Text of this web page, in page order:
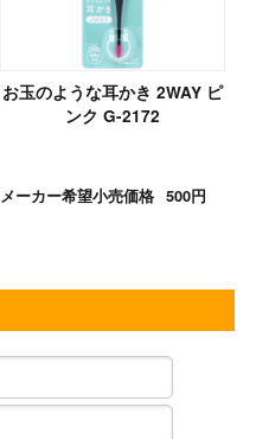
お玉のような耳かき 2WAY ピ
ンク G-2172
メーカー希望小売価格 500円